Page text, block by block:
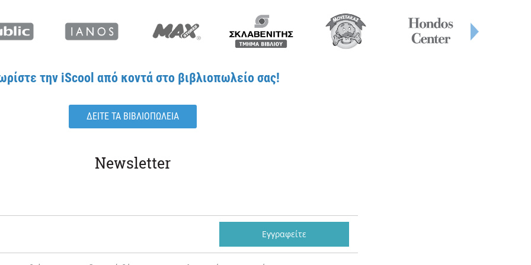
την iScool από κοντά στο βιβλιοπωλείο σας!
ΔΕΙΤΕ ΤΑ ΒΙΒΛΙΟΠΩΛΕΙΑ
Newsletter
Εγγραφείτε